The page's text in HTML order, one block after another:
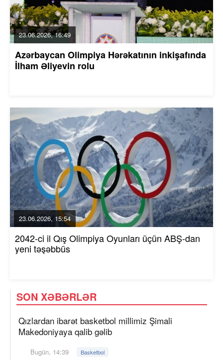
23.06.2026, 16:49
Azərbaycan Olimpiya Hərəkatının inkişafında
İlham Əliyevin rolu
23.06.2026, 15:54
2042-ci il Qış Olimpiya Oyunları üçün ABŞ-dan
yeni təşəbbüs
SON XƏBƏRLƏR
Qızlardan ibarət basketbol millimiz Şimali
Makedoniyaya qalib gəlib
Bugün, 14:39 Basketbol